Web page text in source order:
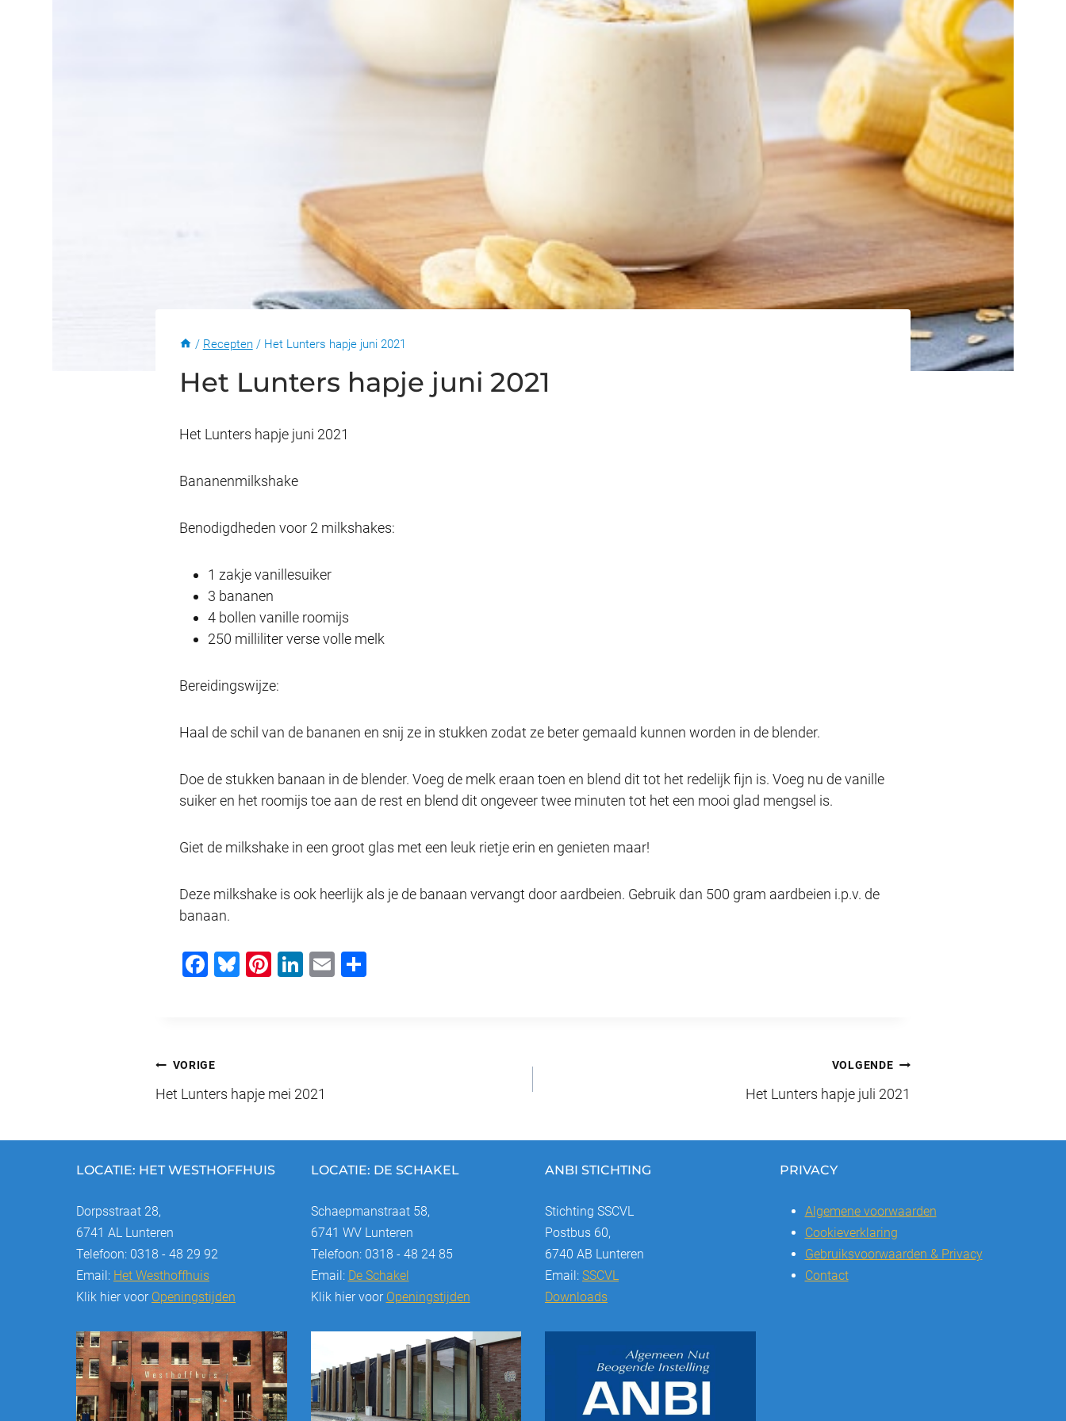
/ Recepten / Het Lunters hapje juni 2021
Het Lunters hapje juni 2021
Het Lunters hapje juni 2021
Bananenmilkshake
Benodigdheden voor 2 milkshakes:
1 zakje vanillesuiker
3 bananen
4 bollen vanille roomijs
250 milliliter verse volle melk
Bereidingswijze:
Haal de schil van de bananen en snij ze in stukken zodat ze beter gemaald kunnen worden in de blender.
Doe de stukken banaan in de blender. Voeg de melk eraan toen en blend dit tot het redelijk fijn is. Voeg nu de vanille
suiker en het roomijs toe aan de rest en blend dit ongeveer twee minuten tot het een mooi glad mengsel is.
Giet de milkshake in een groot glas met een leuk rietje erin en genieten maar!
Deze milkshake is ook heerlijk als je de banaan vervangt door aardbeien. Gebruik dan 500 gram aardbeien i.p.v. de
banaan.
F
b
o
k
Bl Pi Li
n
E
Bericht
navigatie
VORIGE
Het Lunters hapje mei 2021
VOLGENDE
Het Lunters hapje juli 2021
LOCATIE: HET WESTHOFFHUIS
Dorpsstraat 28,
6741 AL Lunteren
Telefoon: 0318 - 48 29 92
Email: Het Westhoffhuis
Klik hier voor Openingstijden
LOCATIE: DE SCHAKEL
Schaepmanstraat 58,
6741 WV Lunteren
Telefoon: 0318 - 48 24 85
Email: De Schakel
Klik hier voor Openingstijden
ANBI STICHTING
Stichting SSCVL
Postbus 60,
6740 AB Lunteren
Email: SSCVL
Downloads
PRIVACY
Algemene voorwaarden
Cookieverklaring
Gebruiksvoorwaarden & Privacy
Contact